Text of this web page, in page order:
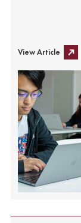
View Article